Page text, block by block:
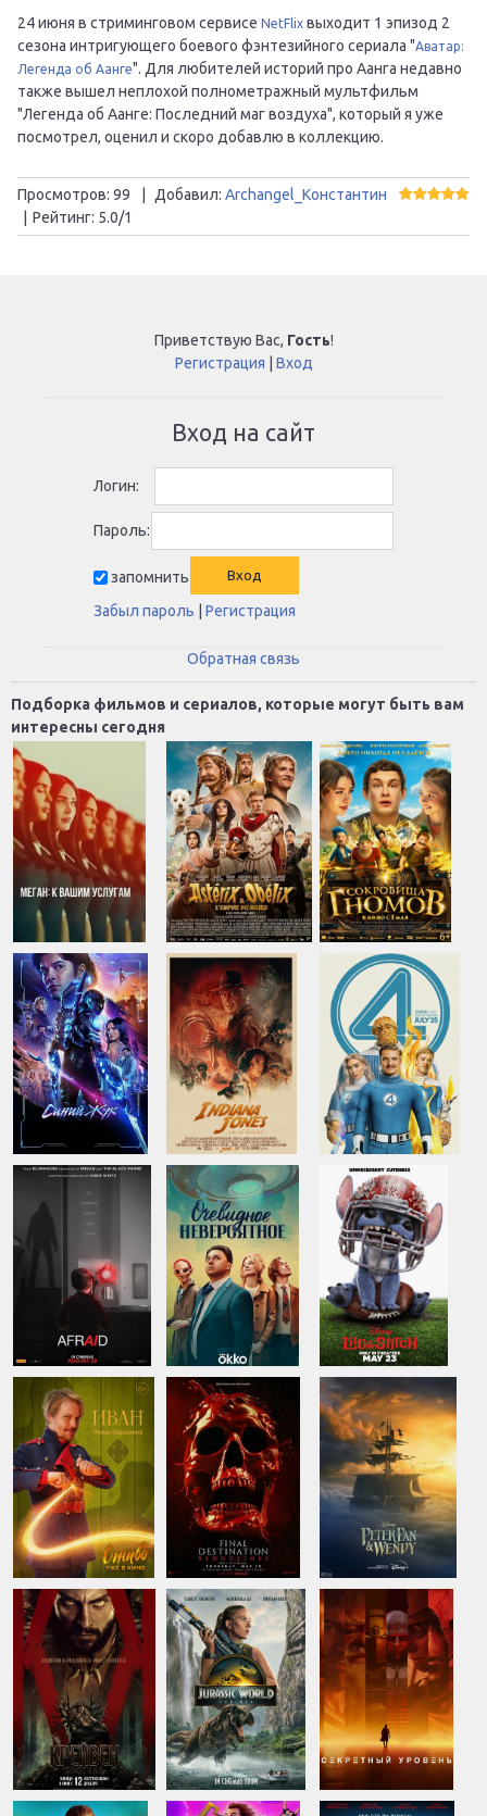
24 июня в стриминговом сервисе NetFlix выходит 1 эпизод 2
сезона интригующего боевого фэнтезийного сериала "Аватар:
Легенда об Аанге". Для любителей историй про Аанга недавно
также вышел неплохой полнометражный мультфильм
"Легенда об Аанге: Последний маг воздуха", который я уже
посмотрел, оценил и скоро добавлю в коллекцию.
Просмотров: 99 Добавил: Archangel_Константин
Рейтинг: 5.0/1
Приветствую Вас, Гость!
Регистрация
Вход
Вход на сайт
Логин:
Пароль:
запомнить
Забыл пароль
Регистрация
Обратная связь
Подборка фильмов и сериалов, которые могут быть вам
интересны сегодня